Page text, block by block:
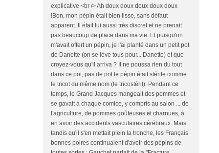
explicative <br /> Ah doux doux doux doux doux
!Bon, mon pépin était bien lisse, sans défaut
apparent. Il était lui aussi très discret et ne prenait
pas beaucoup de place dans ma vie. Et puisqu'on
m'avait offert un pépin, je l'ai planté dans un petit pot
de Danette (on se lève tous pour... Danette) et que
croyez-vous qu'il arriva ? Il ne poussa rien du tout
dans ce pot, pas de pot le pépin était stérile comme
le tricot du même nom (le tricostéril). Pendant ce
temps, le Grand Jacques mangeait des pommes et
se gavait à chaque comice, y compris au salon ... de
l'agriculture, de pommes goûteuses et charnues, à
en avoir des accidents vasculaires cérébraux. Mais
tandis qu'il s'en mettait plein la tronche, les Français
bonnes poires continuaient d'avoir des pépins de